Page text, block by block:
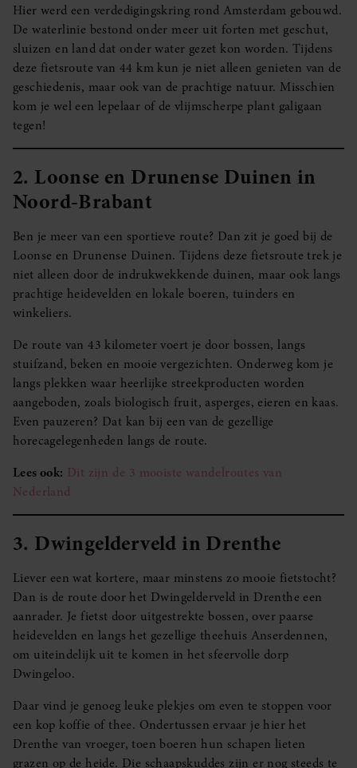
Hier werd een verdedigingskring rond Amsterdam gebouwd.
De waterlinie bestond onder meer uit forten met geschut,
sluizen en land dat onder water gezet kon worden. Tijdens
deze fietsroute van 44 km kun je niet alleen genieten van de
geschiedenis, maar ook van de prachtige natuur. Misschien
kom je wel een lepelaar of de vlijmscherpe plant galigaan
tegen!
2. Loonse en Drunense Duinen in
Noord-Brabant
Ben je meer van een sportieve route? Dan zit je goed bij de
Loonse en Drunense Duinen. Tijdens deze fietsroute trek je
niet alleen door de indrukwekkende duinen, maar ook langs
prachtige heidevelden en lokale boeren, tuinders en
winkeliers.
De route van 43 kilometer voert je door bossen, langs
stuifzand, beken en mooie vergezichten. Onderweg kom je
langs plekken waar heerlijke streekproducten worden
aangeboden, zoals biologisch fruit, asperges, eieren en kaas.
Even pauzeren? Dat kan bij een van de gezellige
horecagelegenheden langs de route.
Lees ook: Dit zijn de 3 mooiste wandelroutes van
Nederland
3. Dwingelderveld in Drenthe
Liever een wat kortere, maar minstens zo mooie fietstocht?
Dan is de route door het Dwingelderveld in Drenthe een
aanrader. Je fietst door uitgestrekte bossen, over paarse
heidevelden en langs het gezellige theehuis Anserdennen,
om uiteindelijk uit te komen in het sfeervolle dorp
Dwingeloo.
Daar vind je genoeg leuke plekjes om even te stoppen voor
een kop koffie of thee. Ondertussen ervaar je hier het
Drenthe van vroeger, toen boeren hun schapen lieten
grazen op de heide. Die schaapskuddes zijn er nog steeds te